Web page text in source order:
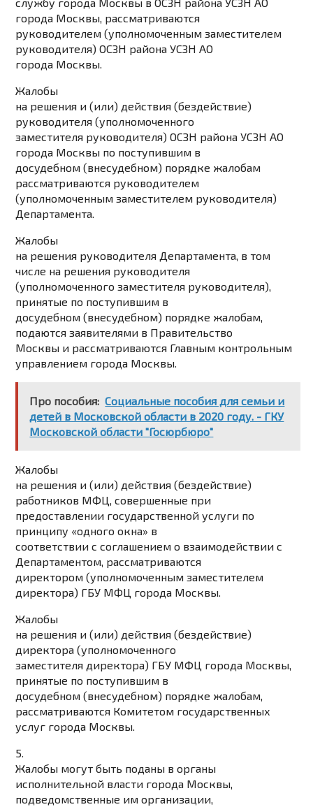
города Москвы, рассматриваются
руководителем (уполномоченным заместителем
руководителя) ОСЗН района УСЗН АО
города Москвы.
Жалобы
на решения и (или) действия (бездействие)
руководителя (уполномоченного
заместителя руководителя) ОСЗН района УСЗН АО
города Москвы по поступившим в
досудебном (внесудебном) порядке жалобам
рассматриваются руководителем
(уполномоченным заместителем руководителя)
Департамента.
Жалобы
на решения руководителя Департамента, в том
числе на решения руководителя
(уполномоченного заместителя руководителя),
принятые по поступившим в
досудебном (внесудебном) порядке жалобам,
подаются заявителями в Правительство
Москвы и рассматриваются Главным контрольным
управлением города Москвы.
Про пособия: Социальные пособия для семьи и
детей в Московской области в 2020 году. - ГКУ
Московской области "Госюрбюро"
Жалобы
на решения и (или) действия (бездействие)
работников МФЦ, совершенные при
предоставлении государственной услуги по
принципу «одного окна» в
соответствии с соглашением о взаимодействии с
Департаментом, рассматриваются
директором (уполномоченным заместителем
директора) ГБУ МФЦ города Москвы.
Жалобы
на решения и (или) действия (бездействие)
директора (уполномоченного
заместителя директора) ГБУ МФЦ города Москвы,
принятые по поступившим в
досудебном (внесудебном) порядке жалобам,
рассматриваются Комитетом государственных
услуг города Москвы.
5.
Жалобы могут быть поданы в органы
исполнительной власти города Москвы,
подведомственные им организации,